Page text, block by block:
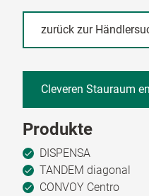
zurück zur
Cleveren Stauraum
Produkte
DISPENSA
TANDEM diagonal
CONVOY Centro